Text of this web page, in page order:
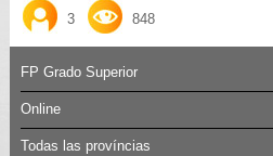
3 848
FP Grado Superior
Online
Todas las províncias